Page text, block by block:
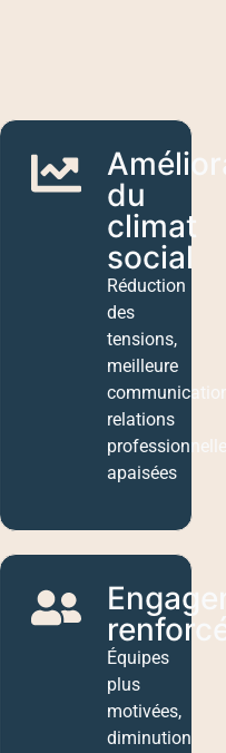
du
climat
social
Réduction
des
tensions,
meilleure
relations
apaisées
Équipes
plus
motivées,
diminution